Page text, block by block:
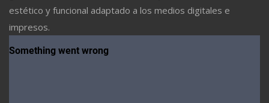
estético y funcional adaptado a los medios digitales e
impresos.